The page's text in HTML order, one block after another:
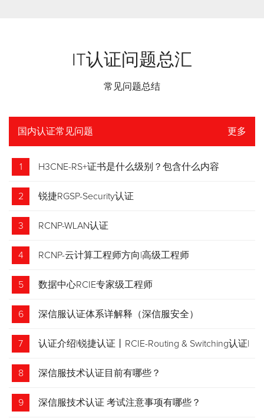
IT认证问题总汇
常见问题总结
国内认证常见问题 更多
1 H3CNE-RS+证书是什么级别？包含什么内容
2 锐捷RGSP-Security认证
3 RCNP-WLAN认证
4 RCNP-云计算工程师方向|高级工程师
5 数据中心RCIE专家级工程师
6 深信服认证体系详解释（深信服安全）
7 认证介绍|锐捷认证丨RCIE-Routing & Switching认证|
专家级网络工程师
8 深信服技术认证目前有哪些？
9 深信服技术认证 考试注意事项有哪些？